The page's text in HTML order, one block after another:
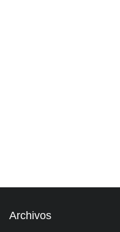
Archivos